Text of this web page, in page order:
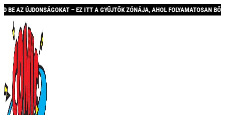
EZ ITT A GYŰJTŐK ZÓNÁJA, AHOL FOLYAMATOSAN BŐVÜLŐ KÍNÁLATTAL